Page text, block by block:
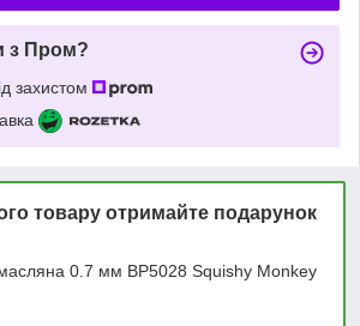
з Пром?
захистом
товару отримайте подарунок
0.7 мм BP5028 Squishy Monkey